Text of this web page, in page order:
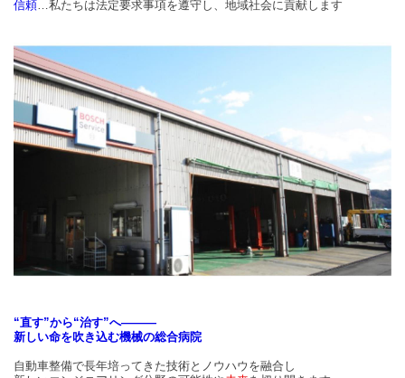
信頼 …私たちは法定要求事項を遵守し、地域社会に貢献します
“直す”から“治す”へ―――
新しい命を吹き込む機械の総合病院
自動車整備で長年培ってきた技術とノウハウを融合し